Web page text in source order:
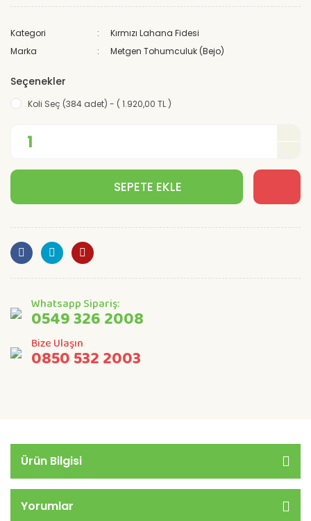
Kategori
Kırmızı Lahana Fidesi
Marka
Metgen Tohumculuk (Bejo)
Seçenekler
Koli Seç (384 adet) - ( 1.920,00 TL )
SEPETE EKLE
Whatsapp Sipariş:
0549 326 2008
Bize Ulaşın
0850 532 2003
Ürün Bilgisi
Yorumlar